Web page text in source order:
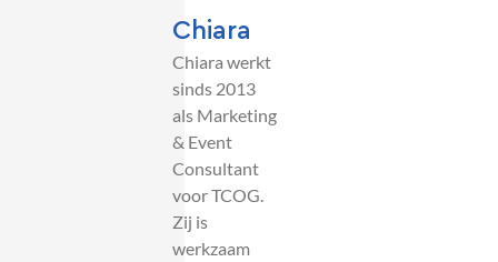
Chiara
Chiara werkt
sinds 2013
als Marketing
& Event
Consultant
voor TCOG.
Zij is
werkzaam